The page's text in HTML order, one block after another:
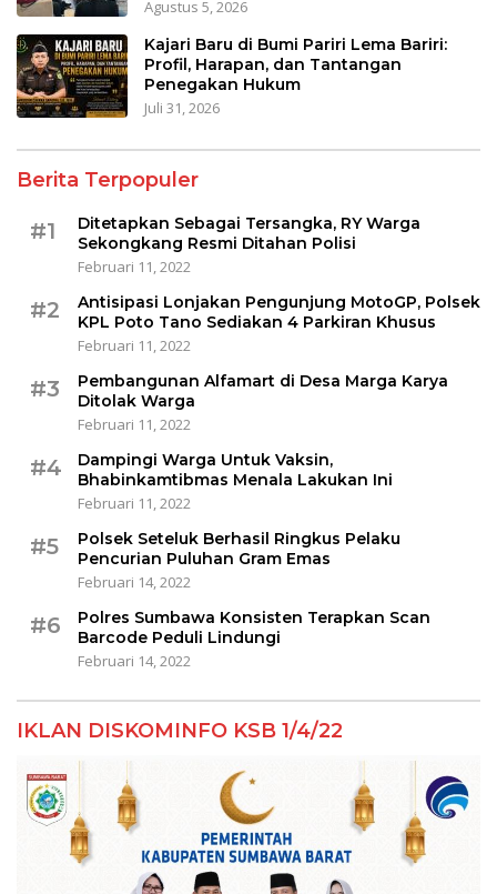
Agustus 5, 2026
Kajari Baru di Bumi Pariri Lema Bariri:
Profil, Harapan, dan Tantangan
Penegakan Hukum
Juli 31, 2026
Berita Terpopuler
#1
Ditetapkan Sebagai Tersangka, RY Warga
Sekongkang Resmi Ditahan Polisi
Februari 11, 2022
#2
Antisipasi Lonjakan Pengunjung MotoGP, Polsek
KPL Poto Tano Sediakan 4 Parkiran Khusus
Februari 11, 2022
#3
Pembangunan Alfamart di Desa Marga Karya
Ditolak Warga
Februari 11, 2022
#4
Dampingi Warga Untuk Vaksin,
Bhabinkamtibmas Menala Lakukan Ini
Februari 11, 2022
#5
Polsek Seteluk Berhasil Ringkus Pelaku
Pencurian Puluhan Gram Emas
Februari 14, 2022
#6
Polres Sumbawa Konsisten Terapkan Scan
Barcode Peduli Lindungi
Februari 14, 2022
IKLAN DISKOMINFO KSB 1/4/22